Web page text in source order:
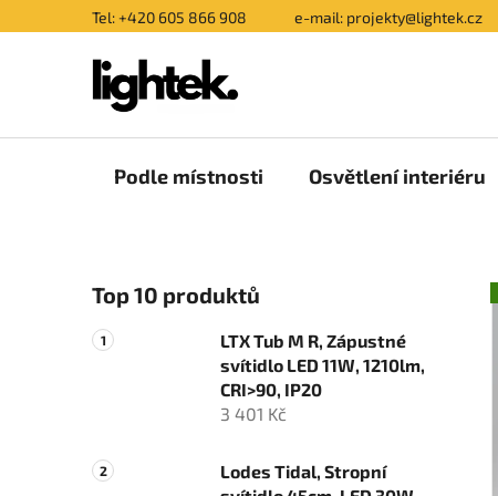
na
Tel: +420 605 866 908 e-mail: projekty@lightek.cz
Podle místnosti Osvětlení interiéru
o
s
t
n
Top 10 produktů
LTX Tub M R, Zápustné
svítidlo LED 11W, 1210lm,
CRI>90, IP20
3 401 Kč
Lodes Tidal, Stropní